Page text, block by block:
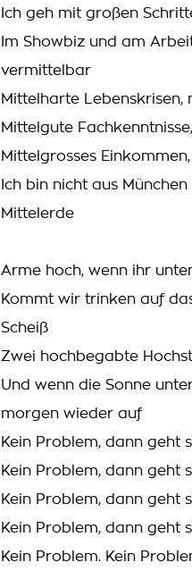
Ich geh mit großen
Im Showbiz und am
vermittelbar
Mittelharte Lebenskrisen,
Mittelgute
Mittelgrosses
Ich bin nicht aus
Mittelerde
Arme hoch, wenn ihr
Kommt wir trinken auf
Scheiß
Zwei hochbegabte
Und wenn die Sonne
morgen wieder auf
Kein Problem, dann geht
Kein Problem, dann geht
Kein Problem, dann geht
Kein Problem, dann geht
Kein Problem. Kein